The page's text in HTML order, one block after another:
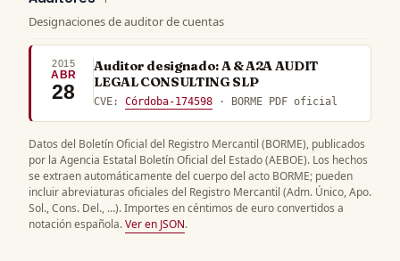
Designaciones de auditor de cuentas
2015
ABR
28
Auditor designado: A & A2A AUDIT
LEGAL CONSULTING SLP
CVE:Córdoba-174598 · BORME PDF oficial
Datos del Boletín Oficial del Registro Mercantil (BORME), publicados
por la Agencia Estatal Boletín Oficial del Estado (AEBOE). Los hechos
se extraen automáticamente del cuerpo del acto BORME; pueden
incluir abreviaturas oficiales del Registro Mercantil (Adm. Único, Apo.
Sol., Cons. Del., …). Importes en céntimos de euro convertidos a
notación española.Ver en JSON.